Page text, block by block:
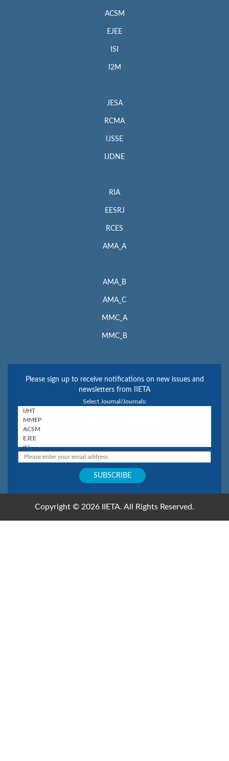
ACSM
EJEE
ISI
I2M
JESA
RCMA
IJSSE
IJDNE
RIA
EESRJ
RCES
AMA_A
AMA_B
AMA_C
MMC_A
MMC_B
Please sign up to receive notifications on new issues and
newsletters from IIETA
Select Journal/Journals:
Copyright © 2026 IIETA. All Rights Reserved.